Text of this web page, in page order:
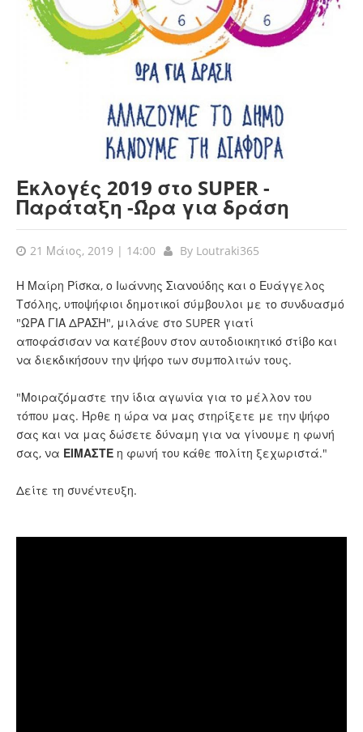
Εκλογές 2019 στο SUPER -
Παράταξη -Ώρα για δράση
21 Μάιος, 2019 | 14:00 By Loutraki365
Η Μαίρη Ρίσκα, ο Ιωάννης Σιανούδης και ο Ευάγγελος
Τσόλης, υποψήφιοι δημοτικοί σύμβουλοι με το συνδυασμό
"ΩΡΑ ΓΙΑ ΔΡΑΣΗ", μιλάνε στο SUPER γιατί
αποφάσισαν να κατέβουν στον αυτοδιοικητικό στίβο και
να διεκδικήσουν την ψήφο των συμπολιτών τους.
"Μοιραζόμαστε την ίδια αγωνία για το μέλλον του
τόπου μας. Ήρθε η ώρα να μας στηρίξετε με την ψήφο
σας και να μας δώσετε δύναμη για να γίνουμε η φωνή
σας, να ΕΙΜΑΣΤΕ η φωνή του κάθε πολίτη ξεχωριστά."
Δείτε τη συνέντευξη.